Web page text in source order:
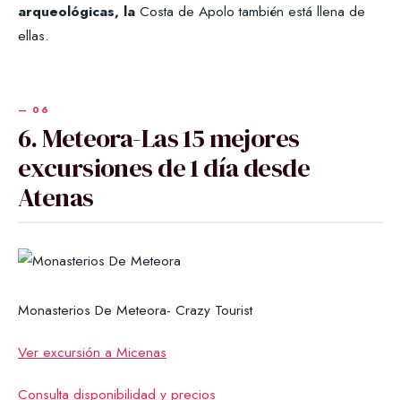
arqueológicas, la Costa de Apolo también está llena de
ellas.
6. Meteora-Las 15 mejores
excursiones de 1 día desde
Atenas
Monasterios De Meteora- Crazy Tourist
Ver excursión a Micenas
Consulta disponibilidad y precios